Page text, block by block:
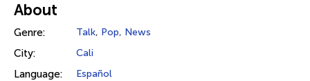
About
Genre: Talk, Pop, News
City: Cali
Language: Español